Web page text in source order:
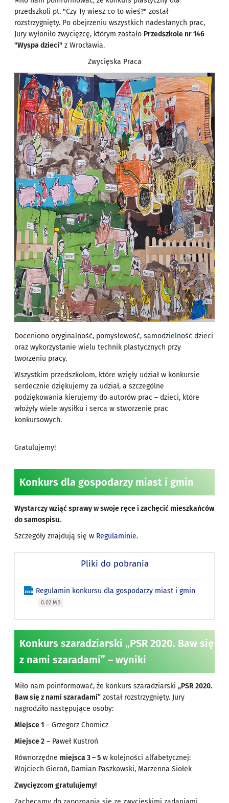
przedszkoli pt. "Czy Ty wiesz co to wieś?" został
rozstrzygnięty. Po obejrzeniu wszystkich nadesłanych prac,
Jury wyłoniło zwycięzcę, którym zostało Przedszkole nr 146
"Wyspa dzieci" z Wrocławia.
Zwycięska Praca
Doceniono oryginalność, pomysłowość, samodzielność dzieci
oraz wykorzystanie wielu technik plastycznych przy
tworzeniu pracy.
Wszystkim przedszkolom, które wzięły udział w konkursie
serdecznie dziękujemy za udział, a szczególne
podziękowania kierujemy do autorów prac – dzieci, które
włożyły wiele wysiłku i serca w stworzenie prac
konkursowych.
Gratulujemy!
Konkurs dla gospodarzy miast i gmin
Wystarczy wziąć sprawy w swoje ręce i zachęcić mieszkańców
do samospisu.
Szczegóły znajdują się w Regulaminie.
Pliki do pobrania
Regulamin konkursu dla gospodarzy miast i gmin
0.02 MB
Konkurs szaradziarski „PSR 2020. Baw się
z nami szaradami” – wyniki
Miło nam poinformować, że konkurs szaradziarski„PSR 2020.
Baw się z nami szaradami” został rozstrzygnięty. Jury
nagrodziło następujące osoby:
Miejsce 1 – Grzegorz Chomicz
Miejsce 2 – Paweł Kustroń
Równorzędne miejsca 3 – 5 w kolejności alfabetycznej:
Wojciech Gieroń, Damian Paszkowski, Marzenna Siołek
Zwycięzcom gratulujemy!